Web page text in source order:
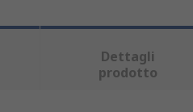
Dettagli
prodotto